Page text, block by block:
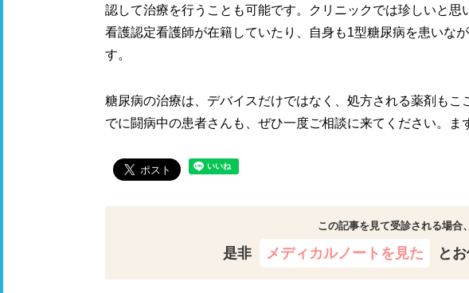
認して治療を行うことも可能です。クリニックでは珍しいと思
看護認定看護師が在籍していたり、自身も1型糖尿病を患いな
す。
糖尿病の治療は、デバイスだけではなく、処方される薬剤もこ
でに闘病中の患者さんも、ぜひ一度ご相談に来てください。ま
この記事を見て受診される場合、
是非 メディカルノートを見た と